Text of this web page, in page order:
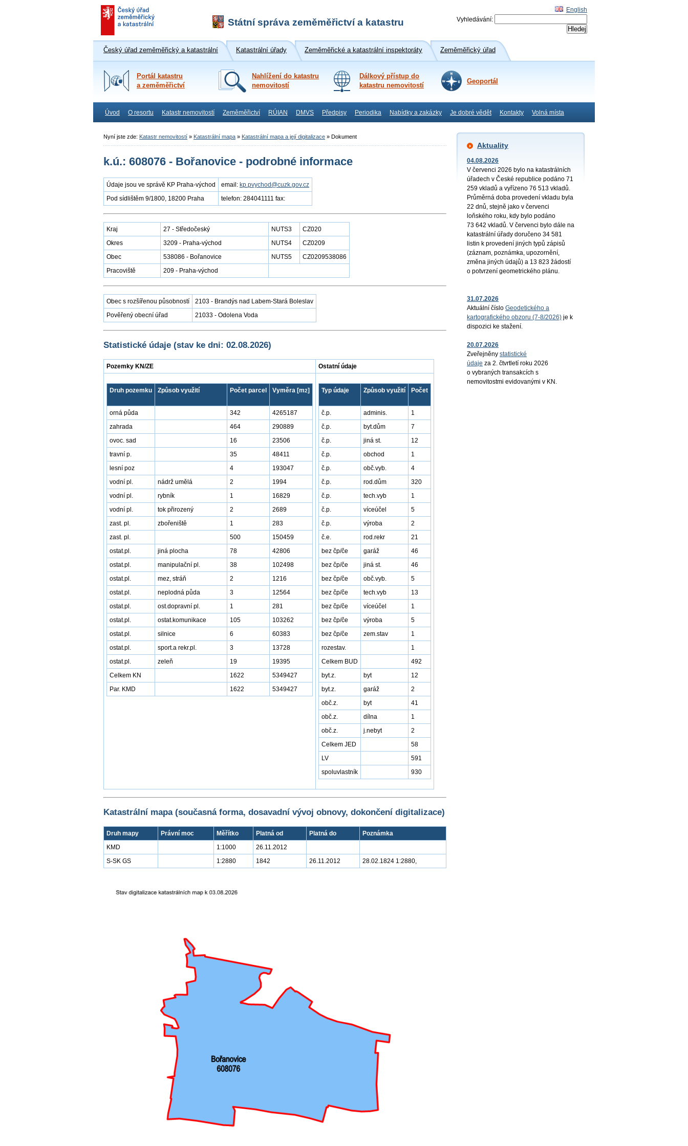
Státní správa zeměměřictví a katastru
English
Vyhledávání:
Český úřad zeměměřický a katastrální Katastrální úřady Zeměměřické a katastrální inspektoráty Zeměměřický úřad
Portál katastru
a zeměměřictví
Nahlížení do katastru
nemovitostí
Dálkový přístup do
katastru nemovitostí
Geoportál
Úvod O resortu Katastr nemovitostí Zeměměřictví RÚIAN DMVS Předpisy Periodika Nabídky a zakázky Je dobré vědět Kontakty Volná místa
Nyní jste zde: Katastr nemovitostí » Katastrální mapa » Katastrální mapa a její digitalizace » Dokument
k.ú.: 608076 - Bořanovice - podrobné informace
Údaje jsou ve správě KP Praha-východ email: kp.pvychod@cuzk.gov.cz
Pod sídlištěm 9/1800, 18200 Praha
telefon: 284041111 fax:
Kraj 27 - Středočeský NUTS3
CZ020
Okres
3209 - Praha-východ NUTS4
CZ0209
Obec
538086 - Bořanovice NUTS5
CZ0209538086
Pracoviště
209 - Praha-východ
Obec s rozšířenou působností
2103 - Brandýs nad Labem-Stará Boleslav
Pověřený obecní úřad
21033 - Odolena Voda
Statistické údaje (stav ke dni: 02.08.2026)
Pozemky KN/ZE Ostatní údaje
Druh pozemku Způsob využití Počet parcel Vyměra [m2]
orná půda 342
4265187
zahrada
464
290889
ovoc. sad
16
23506
travní p.
35
48411
lesní poz
4
193047
vodní pl.
nádrž umělá 2
1994
vodní pl.
rybník 1
16829
vodní pl.
tok přirozený 2
2689
zast. pl.
zbořeniště 1
283
zast. pl.
500
150459
ostat.pl.
jiná plocha 78
42806
ostat.pl.
manipulační pl. 38
102498
ostat.pl.
mez, stráň 2
1216
ostat.pl.
neplodná půda 3
12564
ostat.pl.
ost.dopravní pl. 1
281
ostat.pl.
ostat.komunikace 105
103262
ostat.pl.
silnice 6
60383
ostat.pl.
sport.a rekr.pl. 3
13728
ostat.pl.
zeleň 19
19395
Celkem KN
1622
5349427
Par. KMD
1622 5349427
Typ údaje Způsob využití Počet
č.p. adminis.
1
č.p.
byt.dům
7
č.p.
jiná st.
12
č.p.
obchod
1
č.p.
obč.vyb.
4
č.p.
rod.dům
320
č.p.
tech.vyb
1
č.p.
víceúčel
5
č.p.
výroba
2
č.e.
rod.rekr
21
bez čp/če
garáž
46
bez čp/če
jiná st.
46
bez čp/če
obč.vyb.
5
bez čp/če
tech.vyb
13
bez čp/če
víceúčel
1
bez čp/če
výroba
5
bez čp/če
zem.stav
1
rozestav.
1
Celkem BUD
492
byt.z.
byt
12
byt.z.
garáž
2
obč.z.
byt
41
obč.z.
dílna
1
obč.z.
j.nebyt
2
Celkem JED
58
LV
591
spoluvlastník
930
Katastrální mapa (současná forma, dosavadní vývoj obnovy, dokončení digitalizace)
Druh mapy Právní moc Měřítko Platná od Platná do
Poznámka
KMD
1:1000
26.11.2012
S-SK GS
1:2880 1842 26.11.2012 28.02.1824 1:2880,
Aktuality
04.08.2026
V červenci 2026 bylo na katastrálních
úřadech v České republice podáno 71
259 vkladů a vyřízeno 76 513 vkladů.
Průměrná doba provedení vkladu byla
22 dnů, stejně jako v červenci
loňského roku, kdy bylo podáno
73 642 vkladů. V červenci bylo dále na
katastrální úřady doručeno 34 581
listin k provedení jiných typů zápisů
(záznam, poznámka, upozornění,
změna jiných údajů) a 13 823 žádostí
o potvrzení geometrického plánu.
31.07.2026
Aktuální číslo Geodetického a
kartografického obzoru (7-8/2026) je k
dispozici ke stažení.
20.07.2026
Zveřejněny statistické
údaje za 2. čtvrtletí roku 2026
o vybraných transakcích s
nemovitostmi evidovanými v KN.